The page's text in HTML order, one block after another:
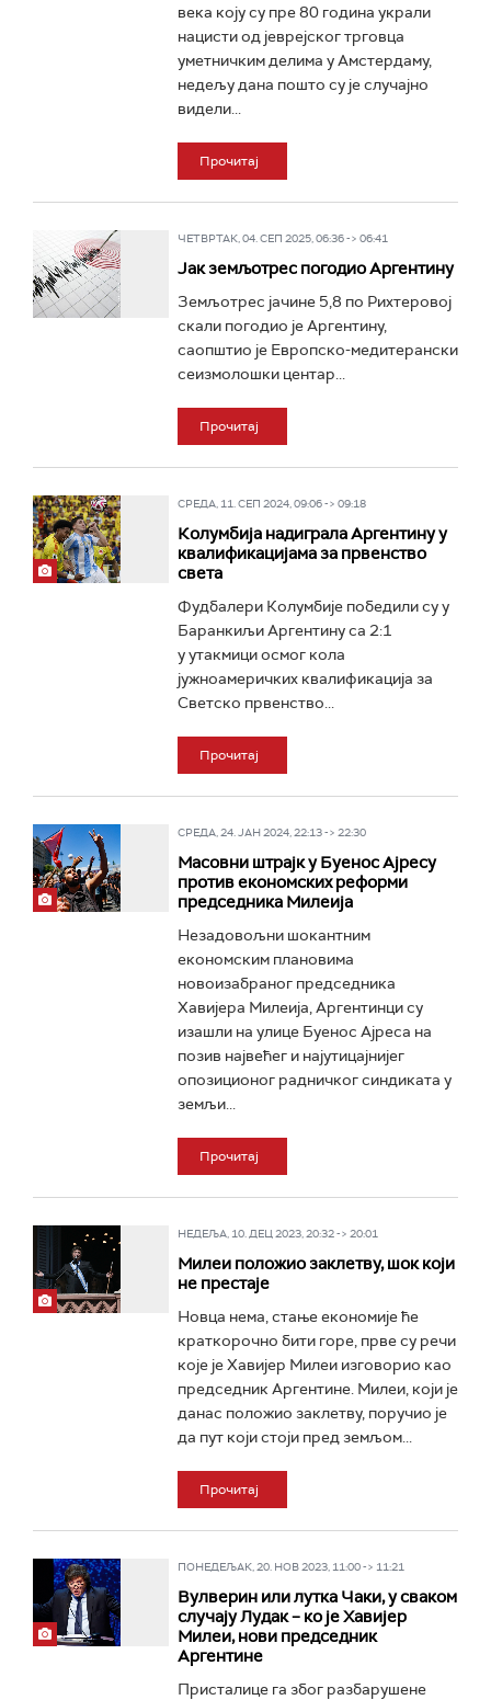
века коју су пре 80 година украли
нацисти од јеврејског трговца
уметничким делима у Амстердаму,
недељу дана пошто су је случајно
видели...
Прочитај
ЧЕТВРТАК, 04. СЕП 2025, 06:36 -> 06:41
Јак земљотрес погодио Аргентину
Земљотрес јачине 5,8 по Рихтеровој
скали погодио је Аргентину,
саопштио је Европско-медитерански
сеизмолошки центар...
Прочитај
СРЕДА, 11. СЕП 2024, 09:06 -> 09:18
Колумбија надиграла Аргентину у
квалификацијама за првенство
света
Фудбалери Колумбије победили су у
Баранкиљи Аргентину са 2:1
у утакмици осмог кола
јужноамеричких квалификација за
Светско првенство...
Прочитај
СРЕДА, 24. ЈАН 2024, 22:13 -> 22:30
Масовни штрајк у Буенос Ајресу
против економских реформи
председника Милеија
Незадовољни шокантним
економским плановима
новоизабраног председника
Хавијера Милеија, Аргентинци су
изашли на улице Буенос Ајреса на
позив највећег и најутицајнијег
опозиционог радничког синдиката у
земљи...
Прочитај
НЕДЕЉА, 10. ДЕЦ 2023, 20:32 -> 20:01
Милеи положио заклетву, шок који
не престаје
Новца нема, стање економије ће
краткорочно бити горе, прве су речи
које је Хавијер Милеи изговорио као
председник Аргентине. Милеи, који је
данас положио заклетву, поручио је
да пут који стоји пред земљом...
Прочитај
ПОНЕДЕЉАК, 20. НОВ 2023, 11:00 -> 11:21
Вулверин или лутка Чаки, у сваком
случају Лудак – ко је Хавијер
Милеи, нови председник
Аргентине
Присталице га због разбарушене